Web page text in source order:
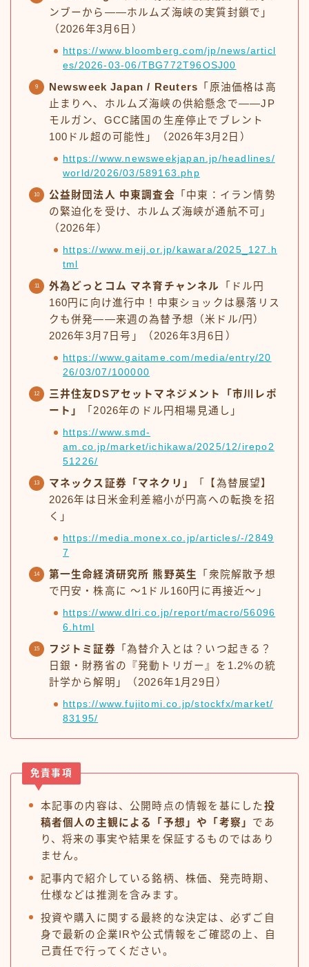
ンブーから——ホルムズ海峡の実質封鎖で」
（2026年3月6日）
https://www.bloomberg.com/jp/news/articl
es/2026-03-06/TBG772T96OSJ00
Newsweek Japan / Reuters 「原油価格は高
止まりへ、ホルムズ海峡の供給懸念で——JP
モルガン、GCC諸国の生産停止でブレント
100ドル超の可能性」（2026年3月2日）
https://www.newsweekjapan.jp/headlines/
world/2026/03/589163.php
公益財団法人 中東調査会 「中東：イラン情勢
の緊迫化を受け、ホルムズ海峡が通航不可」
（2026年）
https://www.meij.or.jp/kawara/2025_127.h
tml
外為どっとコム マネ育チャンネル
「ドル円
160円に向け進行中！中東ショックは暴落リス
クも併発——来週の為替予想（米ドル/円）
2026年3月7日号」（2026年3月6日）
https://www.gaitame.com/media/entry/20
26/03/07/100000
三井住友DSアセットマネジメント「市川レポ
ート」
「2026年のドル円相場見通し」
https://www.smd-
am.co.jp/market/ichikawa/2025/12/irepo2
51226/
マネックス証券「マネクリ」
「【為替展望】
2026年は日米金利差縮小が円高への転換を招
く」
https://media.monex.co.jp/articles/-/2849
7
第一生命経済研究所 熊野英生
「衆院解散予想
で円安・株高に ～1ドル160円に再接近～」
https://www.dlri.co.jp/report/macro/56096
6.html
フジトミ証券
「為替介入とは？いつ起きる？
日銀・財務省の『発動トリガー』を1.2%の統
計学から解明」（2026年1月29日）
https://www.fujitomi.co.jp/stockfx/market/
83195/
免責事項
本記事の内容は、公開時点の情報を基にした投
稿者個人の主観による「予想」や「考察」 であ
り、将来の事実や結果を保証するものではあり
ません。
記事内で紹介している銘柄、株価、発売時期、
仕様などは推測を含みます。
投資や購入に関する最終的な決定は、必ずご自
身で最新の企業IRや公式情報をご確認の上、自
己責任で行ってください。